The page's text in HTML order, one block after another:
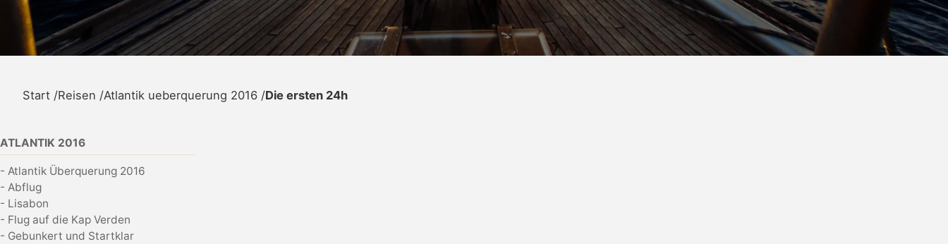
Start /Reisen /Atlantik ueberquerung 2016 /Die ersten 24h
ATLANTIK 2016
- Atlantik Überquerung 2016
- Abflug
- Lisabon
- Flug auf die Kap Verden
- Gebunkert und Startklar